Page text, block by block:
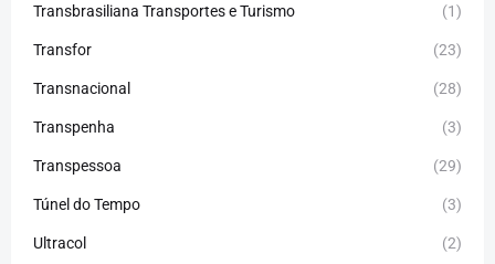
Transbrasiliana Transportes e Turismo (1)
Transfor (23)
Transnacional (28)
Transpenha (3)
Transpessoa (29)
Túnel do Tempo (3)
Ultracol (2)